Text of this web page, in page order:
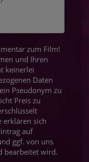
zum Film!
und Ihren
keinerlei
Daten
Pseudonym zu
Preis zu
erklären sich
auf
ggf. von uns
bearbeitet wird.